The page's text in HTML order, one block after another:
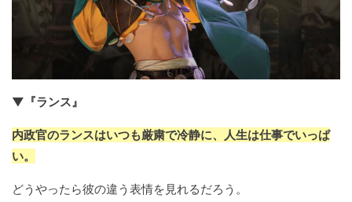
▼『ランス』
内政官のランスはいつも厳粛で冷静に、人生は仕事でいっぱ
い。
どうやったら彼の違う表情を見れるだろう。